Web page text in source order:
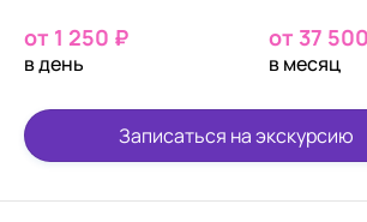
от 1 250 ₽
в день
от 37
в месяц
Записаться на экскурсию